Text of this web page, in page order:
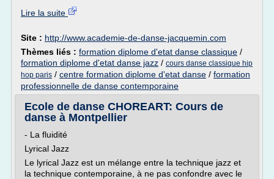
Lire la suite
Site : http://www.academie-de-danse-jacquemin.com
Thèmes liés : formation diplome d'etat danse classique /
formation diplome d'etat danse jazz / cours danse classique hip
hop paris / centre formation diplome d'etat danse / formation
professionnelle de danse contemporaine
Ecole de danse CHOREART: Cours de
danse à Montpellier
- La fluidité
Lyrical Jazz
Le lyrical Jazz est un mélange entre la technique jazz et
la technique contemporaine, à ne pas confondre avec le